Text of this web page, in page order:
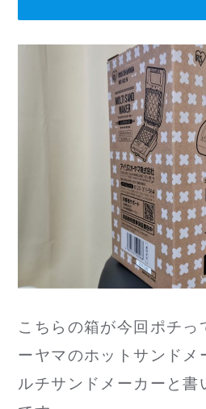
こちらの箱が今回ポチっ
ーヤマのホットサンドメ
ルチサンドメーカーと書